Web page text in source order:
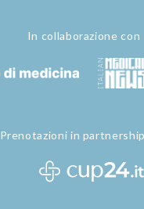
In collaborazione con
Prenotazioni in